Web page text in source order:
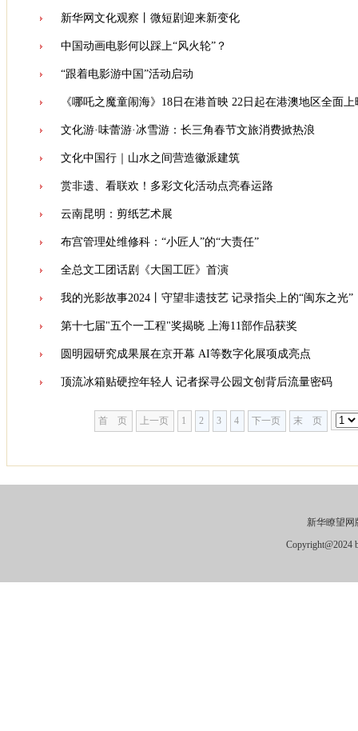
新华网文化观察丨微短剧迎来新变化
中国动画电影何以踩上“风火轮”？
“跟着电影游中国”活动启动
《哪吒之魔童闹海》18日在港首映 22日起在港澳地区全面上
文化游·味蕾游·冰雪游：长三角春节文旅消费掀热浪
文化中国行｜山水之间营造徽派建筑
赏非遗、看联欢！多彩文化活动点亮春运路
云南昆明：剪纸艺术展
布宫管理处维修科：“小匠人”的“大责任”
全总文工团话剧《大国工匠》首演
我的光影故事2024丨守望非遗技艺 记录指尖上的“闽东之光”
第十七届"五个一工程"奖揭晓 上海11部作品获奖
圆明园研究成果展在京开幕 AI等数字化展项成亮点
顶流冰箱贴硬控年轻人 记者探寻公园文创背后流量密码
首 页 上一页 1 2 3 4 下一页 末 页
新华瞭望
Copyright@2024